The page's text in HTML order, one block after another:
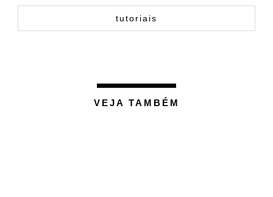
tutoriais
VEJA TAMBÉM